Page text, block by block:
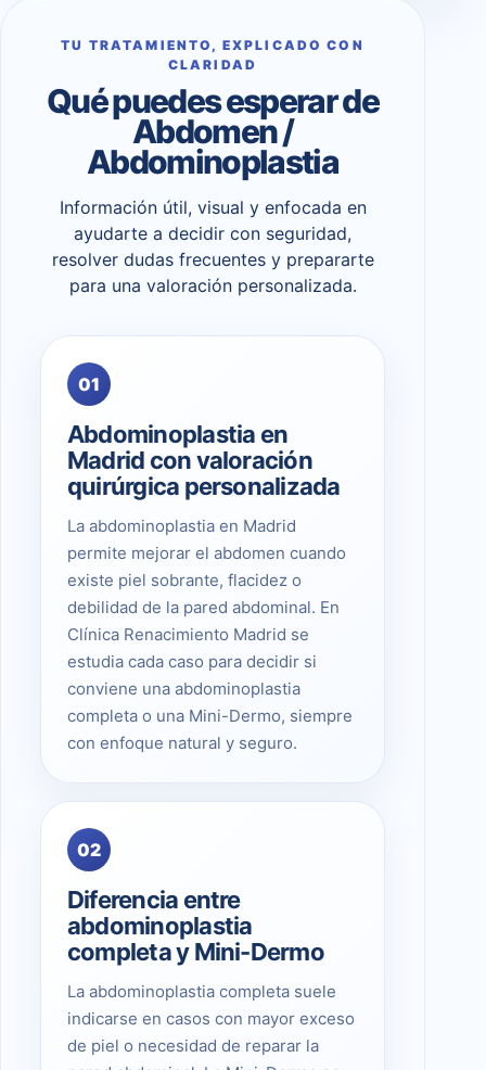
TU TRATAMIENTO, EXPLICADO CON
CLARIDAD
Qué puedes esperar de
Abdomen /
Abdominoplastia
Información útil, visual y enfocada en
ayudarte a decidir con seguridad,
resolver dudas frecuentes y prepararte
para una valoración personalizada.
01
Abdominoplastia en
Madrid con valoración
quirúrgica personalizada
La abdominoplastia en Madrid
permite mejorar el abdomen cuando
existe piel sobrante, flacidez o
debilidad de la pared abdominal. En
Clínica Renacimiento Madrid se
estudia cada caso para decidir si
conviene una abdominoplastia
completa o una Mini-Dermo, siempre
con enfoque natural y seguro.
02
Diferencia entre
abdominoplastia
completa y Mini-Dermo
La abdominoplastia completa suele
indicarse en casos con mayor exceso
de piel o necesidad de reparar la